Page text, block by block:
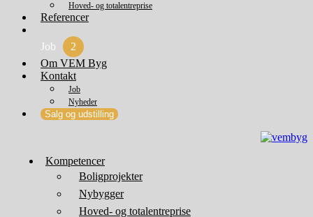
Hoved- og totalentreprise
Referencer
Job
2
Om VEM Byg
Kontakt
Job
Nyheder
Salg og udstilling
Kompetencer
Boligprojekter
Nybygger
Hoved- og totalentreprise